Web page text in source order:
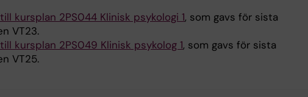
kursplan 2PS044 Klinisk psykologi 1, som gavs för sista
VT23.
kursplan 2PS049 Klinisk psykolog 1, som gavs för sista
VT25.